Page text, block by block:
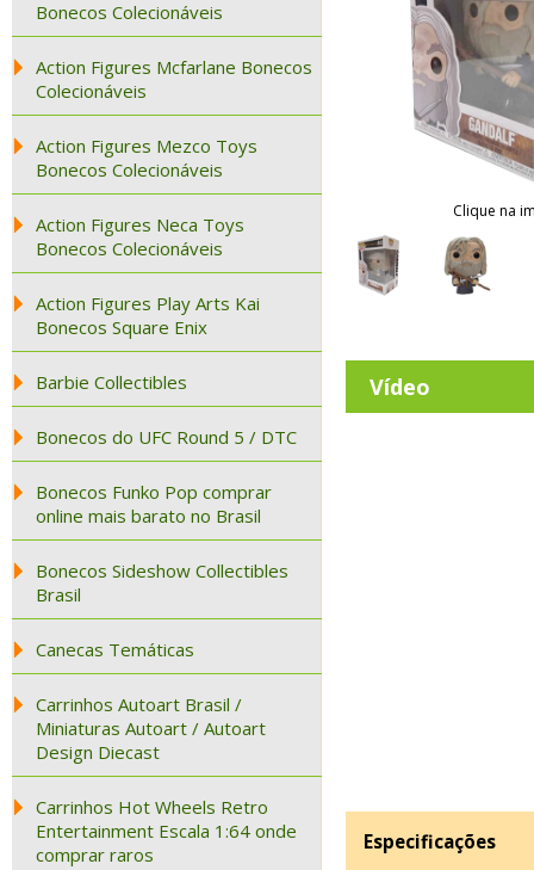
Bonecos Colecionáveis
Action Figures Mcfarlane Bonecos
Colecionáveis
Action Figures Mezco Toys
Bonecos Colecionáveis
Action Figures Neca Toys
Bonecos Colecionáveis
Action Figures Play Arts Kai
Bonecos Square Enix
Barbie Collectibles
Bonecos do UFC Round 5 / DTC
Bonecos Funko Pop comprar
online mais barato no Brasil
Bonecos Sideshow Collectibles
Brasil
Canecas Temáticas
Carrinhos Autoart Brasil /
Miniaturas Autoart / Autoart
Design Diecast
Carrinhos Hot Wheels Retro
Entertainment Escala 1:64 onde
comprar raros
Clique na
Vídeo
Especificações